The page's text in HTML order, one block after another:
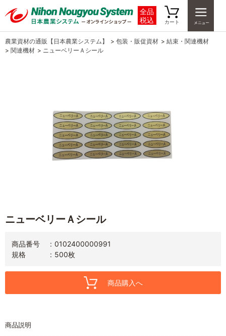
全品
税込
カート
農業資材の通販【日本農業システム】 > 包装・販促資材 > 結束・関連機材
> 関連機材 > ニューベリーＡシール
ニューベリーＡシール
商品番号
0102400000991
規格
500枚
商品購入へ
商品説明